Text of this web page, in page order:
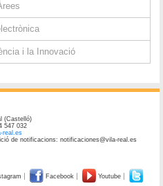
i la Innovació
(Castelló)
547 032
real.es
de notificacions: notificaciones@vila-real.es
Facebook Youtube